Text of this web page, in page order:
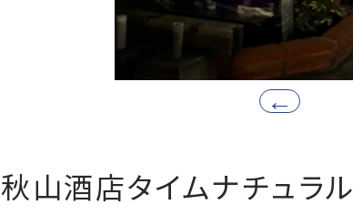
秋山酒店タイムナチュラル